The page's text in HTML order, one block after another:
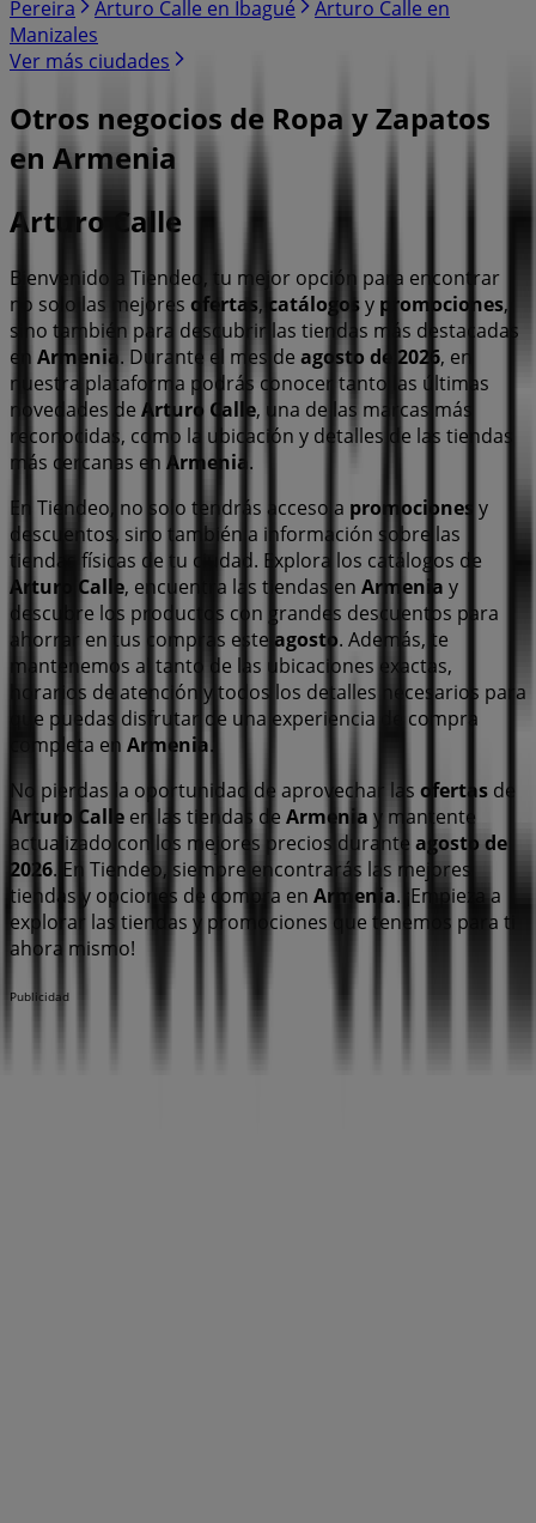
Pereira Arturo Calle en Ibagué
Arturo Calle en
Manizales
Ver más ciudades
Otros negocios de Ropa y Zapatos
en Armenia
Arturo Calle
Bienvenido a Tiendeo, tu mejor opción para encontrar
no solo las mejores ofertas, catálogosy promociones,
sino también para descubrir las tiendas más destacadas
en Armenia . Durante el mes de agosto de 2026, en
nuestra plataforma podrás conocer tanto las últimas
novedades de Arturo Calle, una de las marcas más
reconocidas, como la ubicación y detalles de las tiendas
más cercanas en Armenia .
En Tiendeo, no solo tendrás acceso a promociones y
descuentos, sino también a información sobre las
tiendas físicas de tu ciudad. Explora los catálogos de
Arturo Calle, encuentra las tiendas en Armenia y
descubre los productos con grandes descuentos para
ahorrar en tus compras este agosto. Además, te
mantenemos al tanto de las ubicaciones exactas,
horarios de atención y todos los detalles necesarios para
que puedas disfrutar de una experiencia de compra
completa en Armenia.
No pierdas la oportunidad de aprovechar las ofertas de
Arturo Calle en las tiendas de Armenia y mantente
actualizado con los mejores precios durante agosto de
2026. En Tiendeo, siempre encontrarás las mejores
tiendas y opciones de compra en Armenia. ¡Empieza a
explorar las tiendas y promociones que tenemos para ti
ahora mismo!
Publicidad